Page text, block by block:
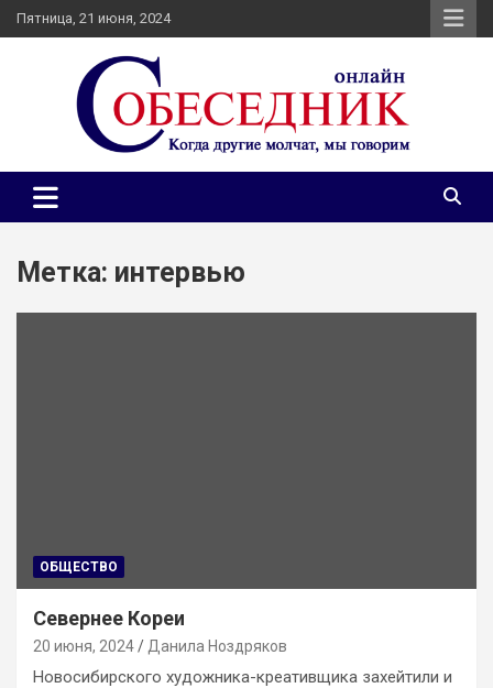
Skip
to
Пятница, 21 июня, 2024
Собеседник онлайн
Собеседник. Журналистские расследования, специальные
репортажи и эксклюзивные интервью.
Метка: интервью
ОБЩЕСТВО
Севернее Кореи
20 июня, 2024 Данила Ноздряков
Новосибирского художника-креативщика захейтили и